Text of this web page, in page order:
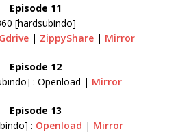
Episode 11
[hardsubindo]
Gdrive | ZippyShare | Mirror
Episode 12
: Openload | Mirror
Episode 13
: Openload | Mirror